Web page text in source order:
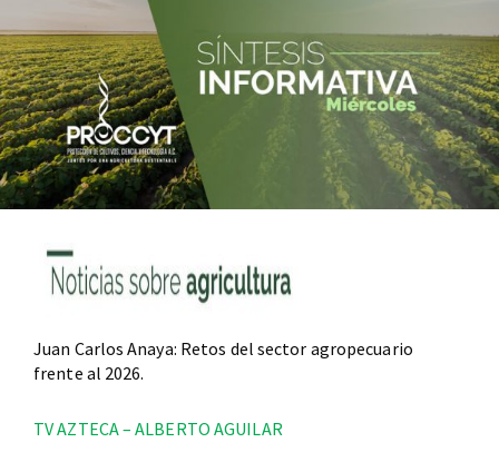
Juan Carlos Anaya: Retos del sector agropecuario
frente al 2026.
TV AZTECA – ALBERTO AGUILAR